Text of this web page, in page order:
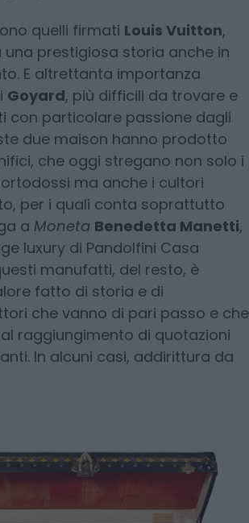
quelli firmati Louis Vuitton,
prestigiosa storia anche in
E altrettanta importanza
Goyard, più difficili da trovare e
con particolare passione dagli
due maison hanno prodotto
che oggi stregano non solo i
ma anche i cultori
per i quali conta soprattutto
a Moneta Benedetta Manetti,
luxury di Pandolfini Casa
manufatti, del resto, è
fatto di storia e di
che vanno di pari passo e che
raggiungimento di quotazioni
In alcuni casi, addirittura da